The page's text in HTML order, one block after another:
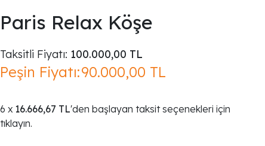
Paris Relax Köşe
Taksitli Fiyatı: 100.000,00 TL
Peşin Fiyatı:90.000,00 TL
16.666,67 TL'den başlayan taksit seçenekleri için
tıklayın.